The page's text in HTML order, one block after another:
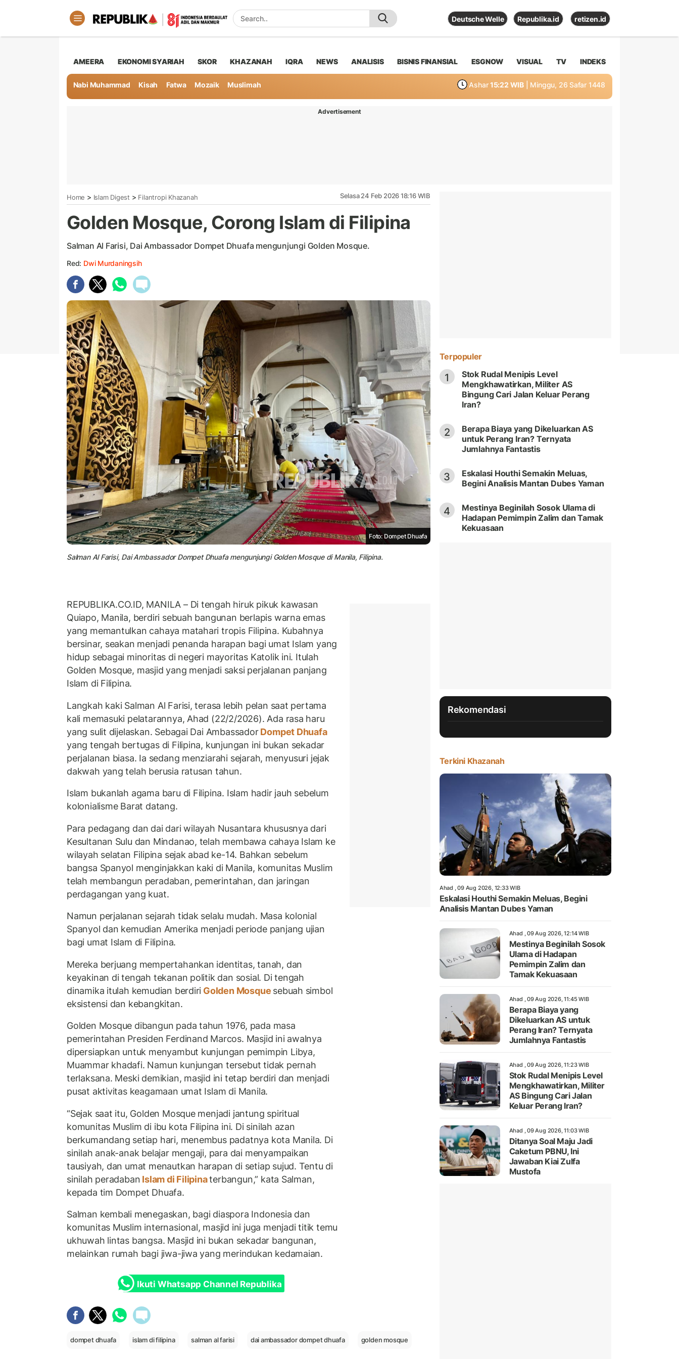
Deutsche Welle Republika.id retizen.id
AMEERA EKONOMI SYARIAH SKOR KHAZANAH IQRA NEWS ANALISIS BISNIS FINANSIAL ESGNOW VISUAL TV INDEKS
Nabi Muhammad Kisah Fatwa Mozaik Muslimah Ashar 15:22 WIB | Minggu, 26 Safar 1448
Advertisement
Home > Islam Digest > Filantropi Khazanah Selasa 24 Feb 2026 18:16 WIB
Golden Mosque, Corong Islam di Filipina
Salman Al Farisi, Dai Ambassador Dompet Dhuafa mengunjungi Golden Mosque.
Red: Dwi Murdaningsih
Foto: Dompet Dhuafa
Salman Al Farisi, Dai Ambassador Dompet Dhuafa mengunjungi Golden Mosque di Manila, Filipina.
REPUBLIKA.CO.ID, MANILA – Di tengah hiruk pikuk kawasan
Quiapo, Manila, berdiri sebuah bangunan berlapis warna emas
yang memantulkan cahaya matahari tropis Filipina. Kubahnya
bersinar, seakan menjadi penanda harapan bagi umat Islam yang
hidup sebagai minoritas di negeri mayoritas Katolik ini. Itulah
Golden Mosque, masjid yang menjadi saksi perjalanan panjang
Islam di Filipina.
Langkah kaki Salman Al Farisi, terasa lebih pelan saat pertama
kali memasuki pelatarannya, Ahad (22/2/2026). Ada rasa haru
yang sulit dijelaskan. Sebagai Dai AmbassadorDompet Dhuafa
yang tengah bertugas di Filipina, kunjungan ini bukan sekadar
perjalanan biasa. Ia sedang menziarahi sejarah, menyusuri jejak
dakwah yang telah berusia ratusan tahun.
Islam bukanlah agama baru di Filipina. Islam hadir jauh sebelum
kolonialisme Barat datang.
Para pedagang dan dai dari wilayah Nusantara khususnya dari
Kesultanan Sulu dan Mindanao, telah membawa cahaya Islam ke
wilayah selatan Filipina sejak abad ke-14. Bahkan sebelum
bangsa Spanyol menginjakkan kaki di Manila, komunitas Muslim
telah membangun peradaban, pemerintahan, dan jaringan
perdagangan yang kuat.
Namun perjalanan sejarah tidak selalu mudah. Masa kolonial
Spanyol dan kemudian Amerika menjadi periode panjang ujian
bagi umat Islam di Filipina.
Mereka berjuang mempertahankan identitas, tanah, dan
keyakinan di tengah tekanan politik dan sosial. Di tengah
dinamika itulah kemudian berdiri Golden Mosque sebuah simbol
eksistensi dan kebangkitan.
Golden Mosque dibangun pada tahun 1976, pada masa
pemerintahan Presiden Ferdinand Marcos. Masjid ini awalnya
dipersiapkan untuk menyambut kunjungan pemimpin Libya,
Muammar khadafi. Namun kunjungan tersebut tidak pernah
terlaksana. Meski demikian, masjid ini tetap berdiri dan menjadi
pusat aktivitas keagamaan umat Islam di Manila.
“Sejak saat itu, Golden Mosque menjadi jantung spiritual
komunitas Muslim di ibu kota Filipina ini. Di sinilah azan
berkumandang setiap hari, menembus padatnya kota Manila. Di
sinilah anak-anak belajar mengaji, para dai menyampaikan
tausiyah, dan umat menautkan harapan di setiap sujud. Tentu di
sinilah peradaban Islam di Filipinaterbangun,” kata Salman,
kepada tim Dompet Dhuafa.
Salman kembali menegaskan, bagi diaspora Indonesia dan
komunitas Muslim internasional, masjid ini juga menjadi titik temu
ukhuwah lintas bangsa. Masjid ini bukan sekadar bangunan,
melainkan rumah bagi jiwa-jiwa yang merindukan kedamaian.
Ikuti Whatsapp Channel Republika
dompet dhuafa islam di filipina salman al farisi dai ambassador dompet dhuafa golden mosque
Terpopuler
1
Stok Rudal Menipis Level
Mengkhawatirkan, Militer AS
Bingung Cari Jalan Keluar Perang
Iran?
2
Berapa Biaya yang Dikeluarkan AS
untuk Perang Iran? Ternyata
Jumlahnya Fantastis
3
Eskalasi Houthi Semakin Meluas,
Begini Analisis Mantan Dubes Yaman
4
Mestinya Beginilah Sosok Ulama di
Hadapan Pemimpin Zalim dan Tamak
Kekuasaan
Rekomendasi
Terkini Khazanah
Ahad , 09 Aug 2026, 12:33 WIB
Eskalasi Houthi Semakin Meluas, Begini
Analisis Mantan Dubes Yaman
Ahad , 09 Aug 2026, 12:14 WIB
Mestinya Beginilah Sosok
Ulama di Hadapan
Pemimpin Zalim dan
Tamak Kekuasaan
Ahad , 09 Aug 2026, 11:45 WIB
Berapa Biaya yang
Dikeluarkan AS untuk
Perang Iran? Ternyata
Jumlahnya Fantastis
Ahad , 09 Aug 2026, 11:23 WIB
Stok Rudal Menipis Level
Mengkhawatirkan, Militer
AS Bingung Cari Jalan
Keluar Perang Iran?
Ahad , 09 Aug 2026, 11:03 WIB
Ditanya Soal Maju Jadi
Caketum PBNU, Ini
Jawaban Kiai Zulfa
Mustofa